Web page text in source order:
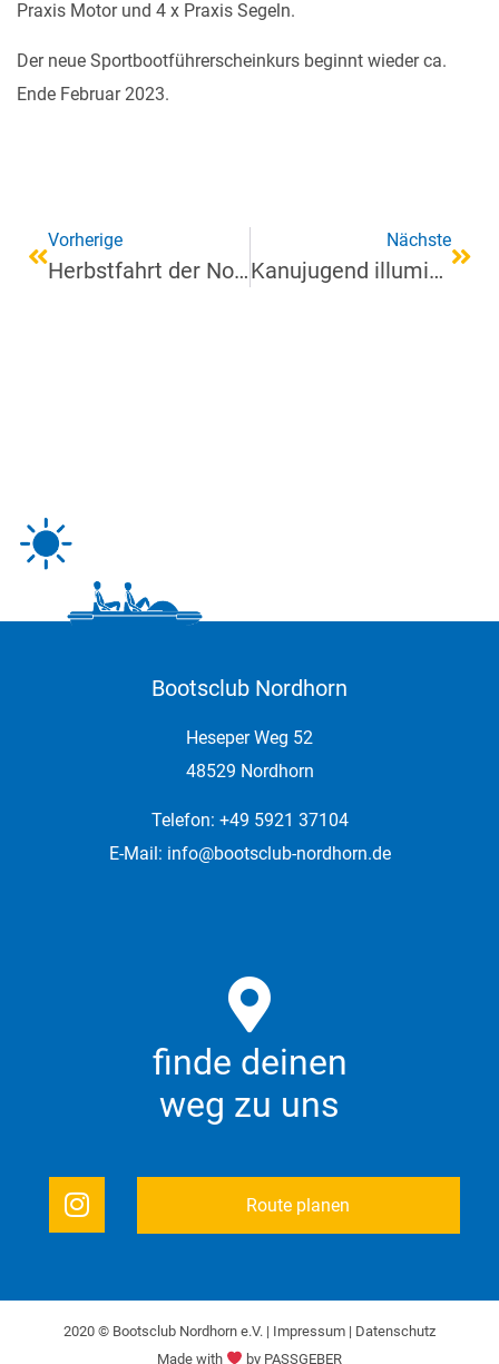
Praxis Motor und 4 x Praxis Segeln.
Der neue Sportbootführerscheinkurs beginnt wieder ca.
Ende Februar 2023.
Vorherige
Herbstfahrt der Nordhorner Kanuten in die luxemburgischen und belgischen Ardennen
Nächste
Kanujugend illuminiert die City
Bootsclub Nordhorn
Heseper Weg 52
48529 Nordhorn
Telefon: +49 5921 37104
E-Mail: info@bootsclub-nordhorn.de
finde deinen
weg zu uns
Route planen
2020 © Bootsclub Nordhorn e.V. | Impressum | Datenschutz
Made with
by PASSGEBER